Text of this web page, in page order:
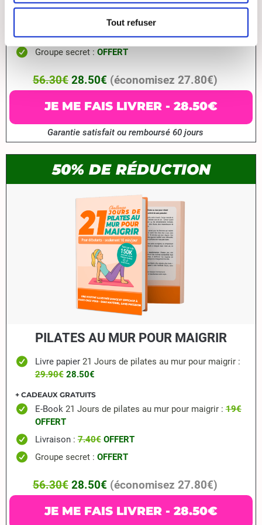
Tout refuser
+ CADEAUX GRATUITS
Des goûters pour maigrir
Livraison: 7.40€OFFERT
Groupe secret : OFFERT
56.30€ 28.50€ (économisez 27.80€)
JE ME FAIS LIVRER - 28.50€
Garantie satisfait ou remboursé 60 jours
50% DE RÉDUCTION
PILATES AU MUR POUR MAIGRIR
Livre papier 21 Jours de pilates au mur pour maigrir :
29.90€28.50€
+ CADEAUX GRATUITS
E-Book 21 Jours de pilates au mur pour maigrir:19€
OFFERT
Livraison : 7.40€OFFERT
Groupe secret : OFFERT
56.30€ 28.50€ (économisez 27.80€)
JE ME FAIS LIVRER - 28.50€